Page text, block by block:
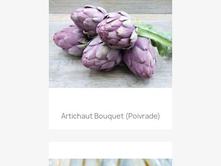
Artichaut Bouquet (poivrade)